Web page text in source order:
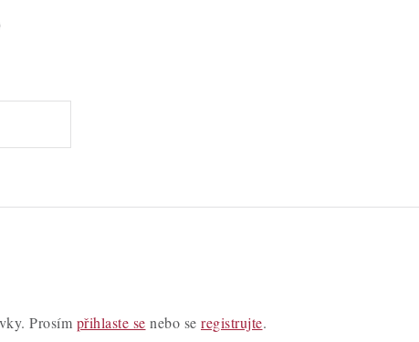
Prosím přihlaste se nebo se registrujte.